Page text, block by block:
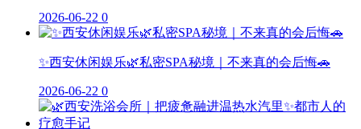
2026-06-22 0
✨西安休闲娱乐🌿私密SPA秘境｜不来真的会后悔🚗
2026-06-22 0